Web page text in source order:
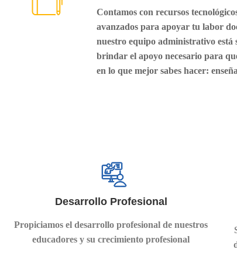
Contamos con recursos
avanzados para apoyar tu labor
nuestro equipo administrativo está
brindar el apoyo necesario para
en lo que mejor sabes hacer:
Desarrollo Profesional
Propiciamos el desarrollo profesional de nuestros
educadores y su crecimiento profesional